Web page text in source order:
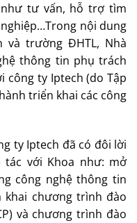
tư vấn, hỗ trợ tìm
nội dung
và trường ĐHTL, Nhà
thông tin phụ trách
công ty Iptech (do Tập
triển khai các công
ty Iptech đã có đôi lời
với Khoa như: mở
công nghệ thông tin
khai chương trình đào
và chương trình đào